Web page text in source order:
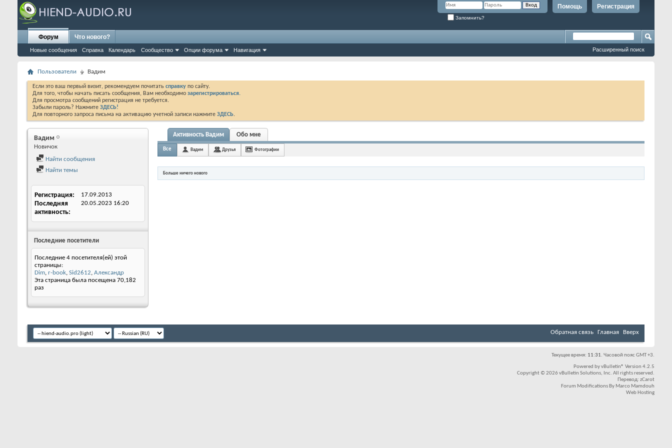
Регистрация
Помощь
Запомнить?
Форум
Новые сообщения Справка Календарь Сообщество Опции форума Навигация
Что нового?
Расширенный поиск
Пользователи Вадим
Если это ваш первый визит, рекомендуем почитать справку по сайту.
Для того, чтобы начать писать сообщения, Вам необходимо зарегистрироваться.
Для просмотра сообщений регистрация не требуется.
Забыли пароль? Нажмите ЗДЕСЬ!
Для повторного запроса письма на активацию учетной записи нажмите ЗДЕСЬ.
Вадим
Новичок
Найти сообщения
Найти темы
Регистрация 17.09.2013
Последняя
активность
20.05.2023 16:20
Последние посетители
Последние 4 посетителя(ей) этой
страницы:
Dim, r-book, Sid2612, Александр
Эта страница была посещена 70,182
раз
Активность Вадим Обо мне
Все Вадим Друзья Фотографии
Больше ничего нового
Обратная связь Главная Вверх
Текущее время: 11:31. Часовой пояс GMT +3.
Powered byvBulletin® Version 4.2.5
Copyright © 2026 vBulletin Solutions, Inc. All rights reserved.
Перевод: zCarot
Forum Modifications By Marco Mamdouh
Web Hosting